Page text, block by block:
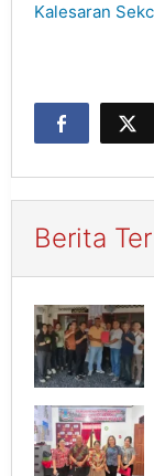
Kalesaran
Berita